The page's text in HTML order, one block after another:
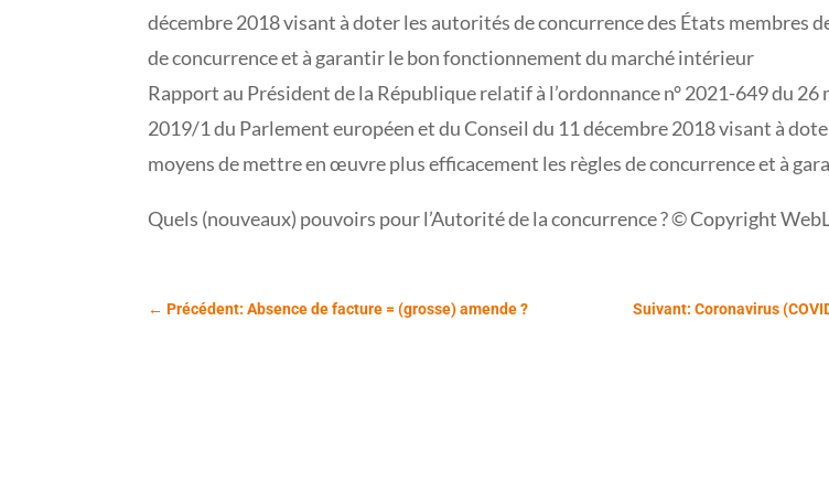
décembre 2018 visant à doter les autorités de concurrence des États membres
de concurrence et à garantir le bon fonctionnement du marché intérieur
Rapport au Président de la République relatif à l’ordonnance n° 2021-649 du
2019/1 du Parlement européen et du Conseil du 11 décembre 2018 visant à
moyens de mettre en œuvre plus efficacement les règles de concurrence et à
Quels (nouveaux) pouvoirs pour l’Autorité de la concurrence ? © Copyright
←Précédent: Absence de facture = (grosse) amende ? Suivant: Coronavirus